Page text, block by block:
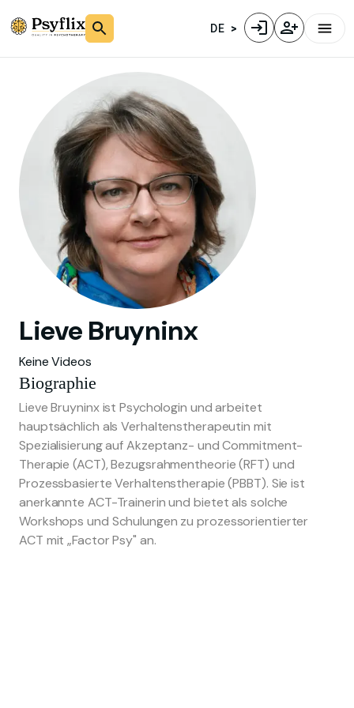
DE
Lieve Bruyninx
Keine Videos
Biographie
Lieve Bruyninx ist Psychologin und arbeitet
hauptsächlich als Verhaltenstherapeutin mit
Spezialisierung auf Akzeptanz- und Commitment-
Therapie (ACT), Bezugsrahmentheorie (RFT) und
Prozessbasierte Verhaltenstherapie (PBBT). Sie ist
anerkannte ACT-Trainerin und bietet als solche
Workshops und Schulungen zu prozessorientierter
ACT mit „Factor Psy" an.